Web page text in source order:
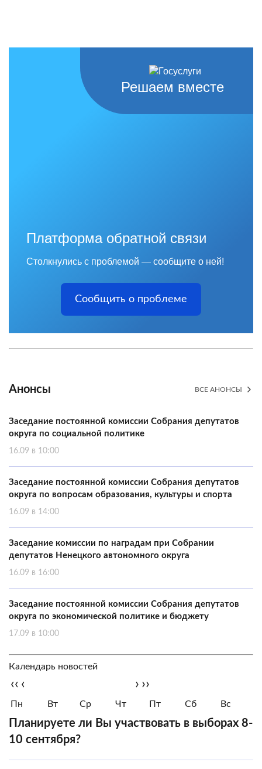
Решаем вместе
Платформа обратной связи
Столкнулись с проблемой — сообщите о ней!
Сообщить о проблеме
Анонсы ВСЕ АНОНСЫ
Заседание постоянной комиссии Собрания депутатов
округа по социальной политике
16.09 в 10:00
Заседание постоянной комиссии Собрания депутатов
округа по вопросам образования, культуры и спорта
16.09 в 14:00
Заседание комиссии по наградам при Собрании
депутатов Ненецкого автономного округа
16.09 в 16:00
Заседание постоянной комиссии Собрания депутатов
округа по экономической политике и бюджету
17.09 в 10:00
Календарь новостей
‹‹ ‹ › ››
Пн Вт Ср Чт Пт Сб Вс
Планируете ли Вы участвовать в выборах 8-
10 сентября?